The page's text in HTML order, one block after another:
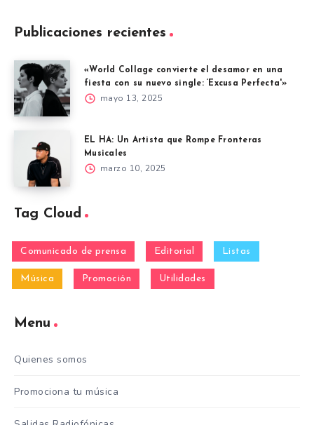
Publicaciones recientes
«World Collage convierte el desamor en una
fiesta con su nuevo single: ‘Excusa Perfecta'»
mayo 13, 2025
EL HA: Un Artista que Rompe Fronteras
Musicales
marzo 10, 2025
Tag Cloud
Comunicado de prensa Editorial Listas
Música Promoción Utilidades
Menu
Quienes somos
Promociona tu música